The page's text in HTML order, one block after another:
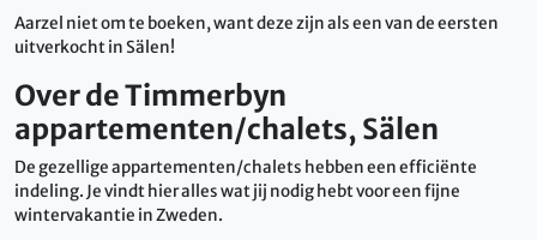
Aarzel niet om te boeken, want deze zijn als een van de eersten
uitverkocht in Sälen!
Over de Timmerbyn
appartementen/chalets, Sälen
De gezellige appartementen/chalets hebben een efficiënte
indeling. Je vindt hier alles wat jij nodig hebt voor een fijne
wintervakantie in Zweden.